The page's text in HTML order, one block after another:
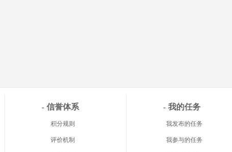
- 信誉体系
积分规则
评价机制
- 我的任务
我发布的任务
我参与的任务